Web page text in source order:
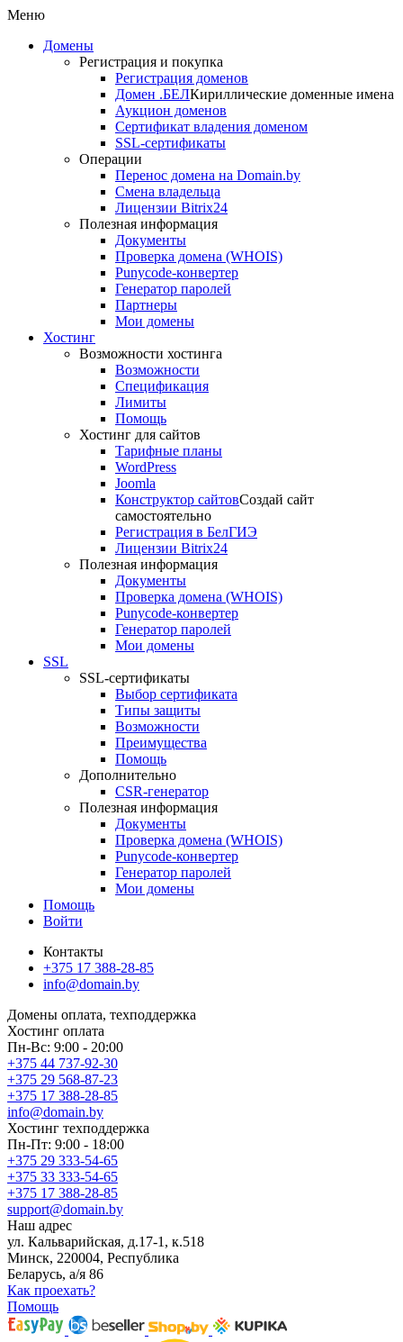
Меню
Домены
Регистрация и покупка
Регистрация доменов
Домен .БЕЛКириллические доменные имена
Аукцион доменов
Сертификат владения доменом
SSL-сертификаты
Операции
Перенос домена на Domain.by
Смена владельца
Лицензии Bitrix24
Полезная информация
Документы
Проверка домена (WHOIS)
Punycode-конвертер
Генератор паролей
Партнеры
Мои домены
Хостинг
Возможности хостинга
Возможности
Спецификация
Лимиты
Помощь
Хостинг для сайтов
Тарифные планы
WordPress
Joomla
Конструктор сайтовСоздай сайт
самостоятельно
Регистрация в БелГИЭ
Лицензии Bitrix24
Полезная информация
Документы
Проверка домена (WHOIS)
Punycode-конвертер
Генератор паролей
Мои домены
SSL
SSL-сертификаты
Выбор сертификата
Типы защиты
Возможности
Преимущества
Помощь
Дополнительно
CSR-генератор
Полезная информация
Документы
Проверка домена (WHOIS)
Punycode-конвертер
Генератор паролей
Мои домены
Помощь
Войти
Контакты
+375 17 388-28-85
info@domain.by
Домены оплата, техподдержка
Хостинг оплата
Пн-Вс: 9:00 - 20:00
+375 44 737-92-30
+375 29 568-87-23
+375 17 388-28-85
info@domain.by
Хостинг техподдержка
Пн-Пт: 9:00 - 18:00
+375 29 333-54-65
+375 33 333-54-65
+375 17 388-28-85
support@domain.by
Наш адрес
ул. Кальварийская, д.17-1, к.518
Минск, 220004, Республика
Беларусь, а/я 86
Как проехать?
Помощь